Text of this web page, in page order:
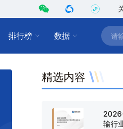
排行榜 数据
精选内容
输行